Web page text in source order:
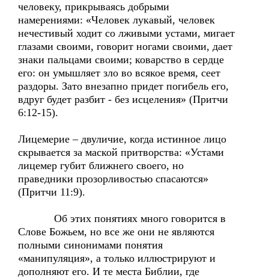
человеку, прикрываясь добрыми
намерениями: «Человек лукавый, человек
нечестивый ходит со лживыми устами, мигает
глазами своими, говорит ногами своими, дает
знаки пальцами своими; коварство в сердце
его: он умышляет зло во всякое время, сеет
раздоры. Зато внезапно придет погибель его,
вдруг будет разбит - без исцеления» (Притчи
6:12-15).
Лицемерие – двуличие, когда истинное лицо
скрывается за маской притворства: «Устами
лицемер губит ближнего своего, но
праведники прозорливостью спасаются»
(Притчи 11:9).
Об этих понятиях много говорится в
Слове Божьем, но все же они не являются
полными синонимами понятия
«манипуляция», а только иллюстрируют и
дополняют его. И те места Библии, где